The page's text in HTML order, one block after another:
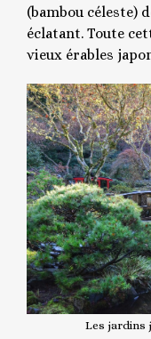
(bambou céleste)
éclatant. Toute
vieux érables
Les jardins